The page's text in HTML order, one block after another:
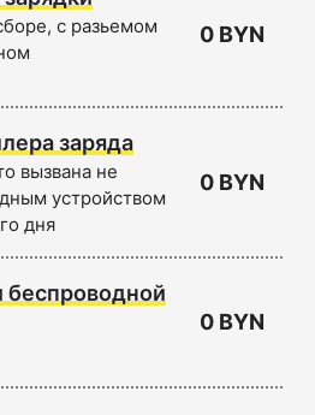
с разьемом
0 BYN
заряда
вызвана не
устройством
дня
0 BYN
беспроводной
0 BYN